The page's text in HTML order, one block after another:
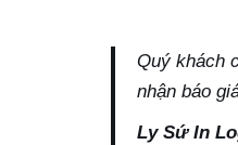
Quý khách
nhận báo
Ly Sứ In